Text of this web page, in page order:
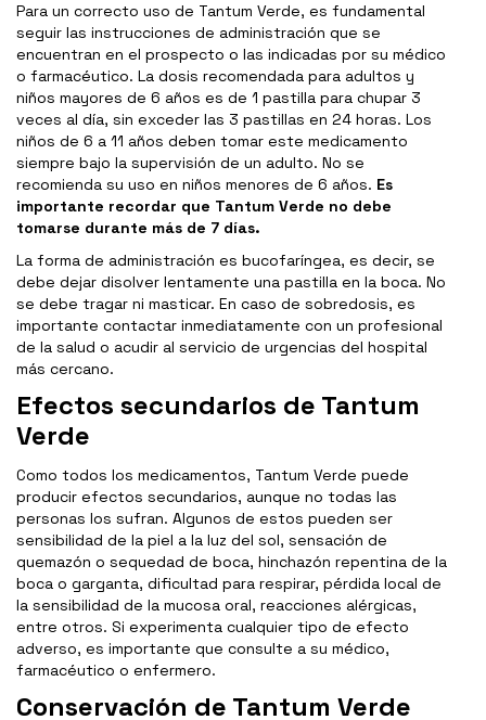
Para un correcto uso de Tantum Verde, es fundamental
seguir las instrucciones de administración que se
encuentran en el prospecto o las indicadas por su médico
o farmacéutico. La dosis recomendada para adultos y
niños mayores de 6 años es de 1 pastilla para chupar 3
veces al día, sin exceder las 3 pastillas en 24 horas. Los
niños de 6 a 11 años deben tomar este medicamento
siempre bajo la supervisión de un adulto. No se
recomienda su uso en niños menores de 6 años. Es
importante recordar que Tantum Verde no debe
tomarse durante más de 7 días.
La forma de administración es bucofaríngea, es decir, se
debe dejar disolver lentamente una pastilla en la boca. No
se debe tragar ni masticar. En caso de sobredosis, es
importante contactar inmediatamente con un profesional
de la salud o acudir al servicio de urgencias del hospital
más cercano.
Efectos secundarios de Tantum
Verde
Como todos los medicamentos, Tantum Verde puede
producir efectos secundarios, aunque no todas las
personas los sufran. Algunos de estos pueden ser
sensibilidad de la piel a la luz del sol, sensación de
quemazón o sequedad de boca, hinchazón repentina de la
boca o garganta, dificultad para respirar, pérdida local de
la sensibilidad de la mucosa oral, reacciones alérgicas,
entre otros. Si experimenta cualquier tipo de efecto
adverso, es importante que consulte a su médico,
farmacéutico o enfermero.
Conservación de Tantum Verde